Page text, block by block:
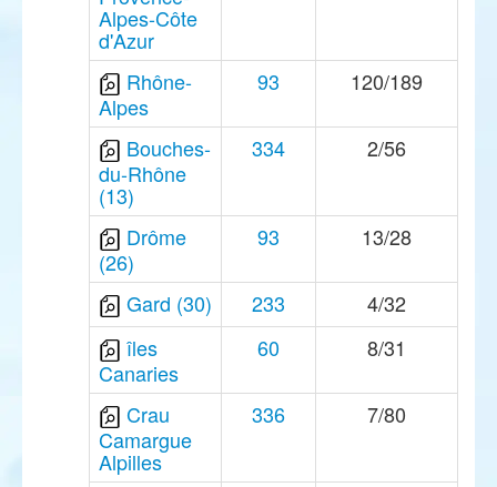
Alpes-Côte
d'Azur
Rhône-
Alpes
93 120/189
Bouches-
du-Rhône
(13)
334 2/56
Drôme
(26)
93 13/28
Gard (30) 233
4/32
îles
Canaries
60 8/31
Crau
Camargue
Alpilles
336 7/80